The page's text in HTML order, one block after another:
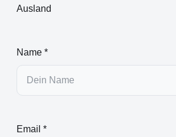
Ausland
Name *
Email *